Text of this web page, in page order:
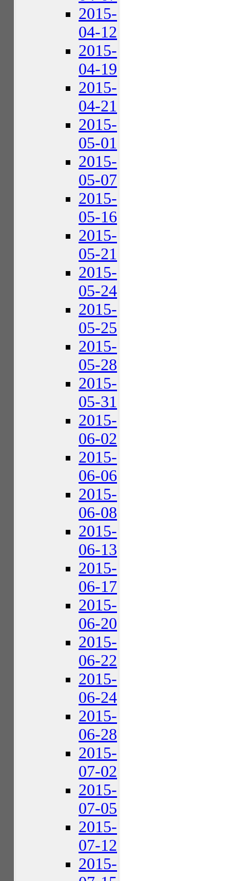
2015-
04-12
2015-
04-19
2015-
04-21
2015-
05-01
2015-
05-07
2015-
05-16
2015-
05-21
2015-
05-24
2015-
05-25
2015-
05-28
2015-
05-31
2015-
06-02
2015-
06-06
2015-
06-08
2015-
06-13
2015-
06-17
2015-
06-20
2015-
06-22
2015-
06-24
2015-
06-28
2015-
07-02
2015-
07-05
2015-
07-12
2015-